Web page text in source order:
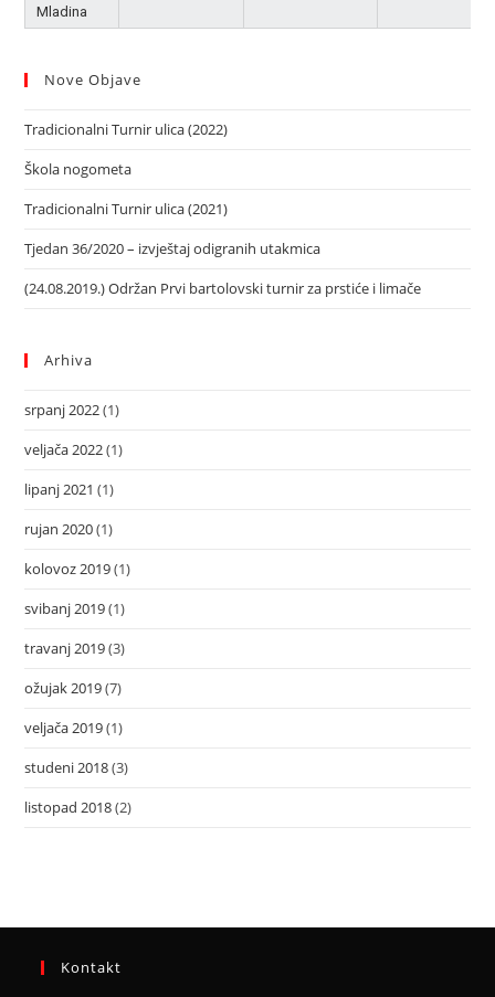
Mladina
Nove Objave
Tradicionalni Turnir ulica (2022)
Škola nogometa
Tradicionalni Turnir ulica (2021)
Tjedan 36/2020 – izvještaj odigranih utakmica
(24.08.2019.) Održan Prvi bartolovski turnir za prstiće i limače
Arhiva
srpanj 2022(1)
veljača 2022(1)
lipanj 2021 (1)
rujan 2020(1)
kolovoz 2019(1)
svibanj 2019(1)
travanj 2019(3)
ožujak 2019(7)
veljača 2019(1)
studeni 2018(3)
listopad 2018(2)
Kontakt